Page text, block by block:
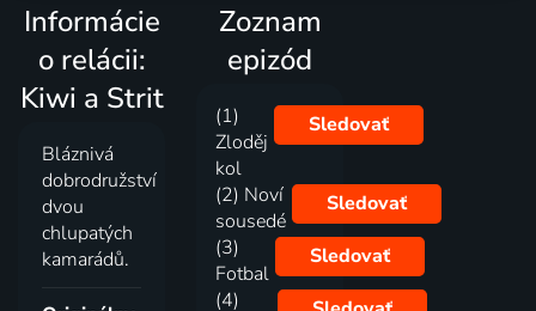
Informácie
o relácii:
Kiwi a Strit
Bláznivá
dobrodružství
dvou
chlupatých
kamarádů.
Zoznam
epizód
(1)
Zloděj
kol
Sledovať
(2) Noví
sousedé
Sledovať
(3)
Fotbal
Sledovať
(4)